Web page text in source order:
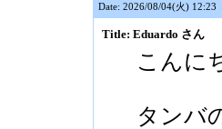
Date: 2026/08/04(火) 12:23
Title: Eduardo さん
こんに
タンバ